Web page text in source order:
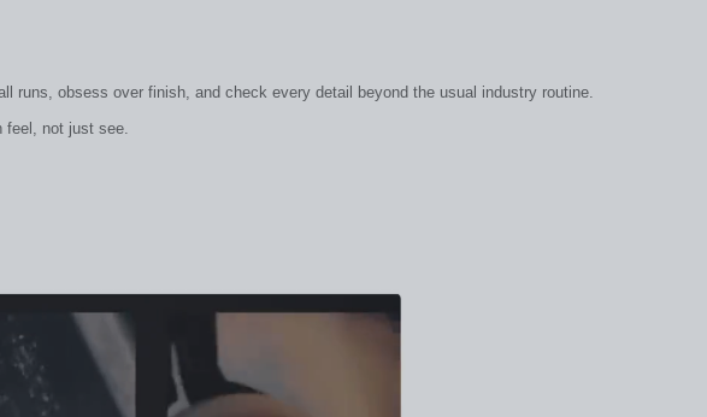
runs, obsess over finish, and check every detail beyond the usual industry routine.
feel, not just see.